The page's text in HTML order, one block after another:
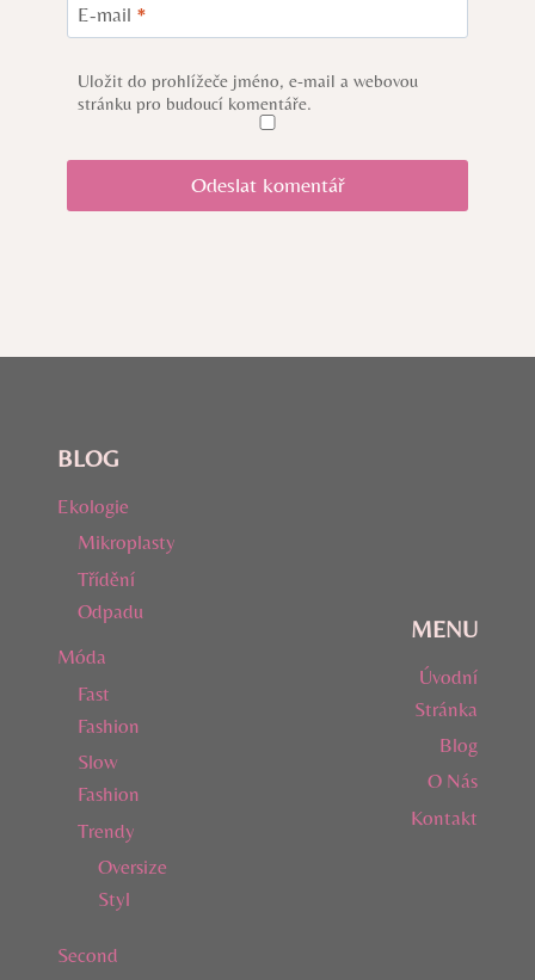
E-mail *
Uložit do prohlížeče jméno, e-mail a webovou
stránku pro budoucí komentáře.
BLOG
Ekologie
Mikroplasty
Třídění
Odpadu
Móda
Fast
Fashion
Slow
Fashion
Trendy
Oversize
Styl
Second
MENU
Úvodní
Stránka
Blog
O Nás
Kontakt